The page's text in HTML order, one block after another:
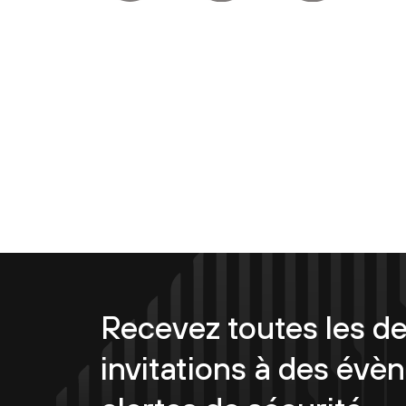
Recevez toutes les
invitations à des